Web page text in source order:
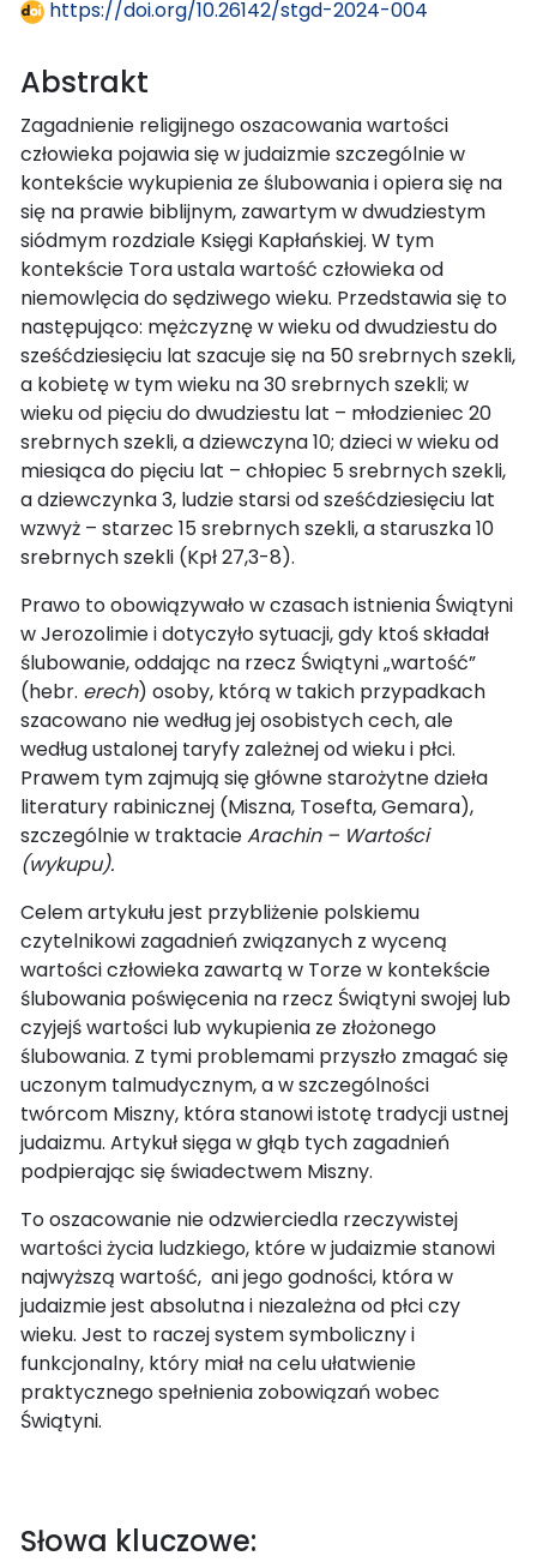
https://doi.org/10.26142/stgd-2024-004
Abstrakt
Zagadnienie religijnego oszacowania wartości
człowieka pojawia się w judaizmie szczególnie w
kontekście wykupienia ze ślubowania i opiera się na
się na prawie biblijnym, zawartym w dwudziestym
siódmym rozdziale Księgi Kapłańskiej. W tym
kontekście Tora ustala wartość człowieka od
niemowlęcia do sędziwego wieku. Przedstawia się to
następująco: mężczyznę w wieku od dwudziestu do
sześćdziesięciu lat szacuje się na 50 srebrnych szekli,
a kobietę w tym wieku na 30 srebrnych szekli; w
wieku od pięciu do dwudziestu lat – młodzieniec 20
srebrnych szekli, a dziewczyna 10; dzieci w wieku od
miesiąca do pięciu lat – chłopiec 5 srebrnych szekli,
a dziewczynka 3, ludzie starsi od sześćdziesięciu lat
wzwyż – starzec 15 srebrnych szekli, a staruszka 10
srebrnych szekli (Kpł 27,3-8).
Prawo to obowiązywało w czasach istnienia Świątyni
w Jerozolimie i dotyczyło sytuacji, gdy ktoś składał
ślubowanie, oddając na rzecz Świątyni „wartość”
(hebr. erech) osoby, którą w takich przypadkach
szacowano nie według jej osobistych cech, ale
według ustalonej taryfy zależnej od wieku i płci.
Prawem tym zajmują się główne starożytne dzieła
literatury rabinicznej (Miszna, Tosefta, Gemara),
szczególnie w traktacieArachin – Wartości
(wykupu).
Celem artykułu jest przybliżenie polskiemu
czytelnikowi zagadnień związanych z wyceną
wartości człowieka zawartą w Torze w kontekście
ślubowania poświęcenia na rzecz Świątyni swojej lub
czyjejś wartości lub wykupienia ze złożonego
ślubowania. Z tymi problemami przyszło zmagać się
uczonym talmudycznym, a w szczególności
twórcom Miszny, która stanowi istotę tradycji ustnej
judaizmu. Artykuł sięga w głąb tych zagadnień
podpierając się świadectwem Miszny.
To oszacowanie nie odzwierciedla rzeczywistej
wartości życia ludzkiego, które w judaizmie stanowi
najwyższą wartość, ani jego godności, która w
judaizmie jest absolutna i niezależna od płci czy
wieku. Jest to raczej system symboliczny i
funkcjonalny, który miał na celu ułatwienie
praktycznego spełnienia zobowiązań wobec
Świątyni.
Słowa kluczowe: